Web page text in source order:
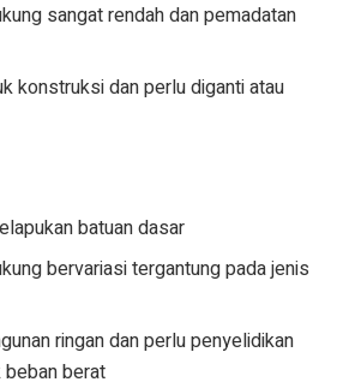
sangat rendah dan pemadatan
konstruksi dan perlu diganti atau
batuan dasar
bervariasi tergantung pada jenis
ringan dan perlu penyelidikan
beban berat